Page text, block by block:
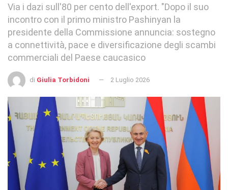
Via i dazi sull'80 per cento dell'export. "Dopo il suo
incontro con il primo ministro Pashinyan la
presidente della Commissione annuncia: sostegno
a connettività, pace e diversificazione degli scambi
commerciali del Paese caucasico
di Giulia Torbidoni 2 Luglio 2026